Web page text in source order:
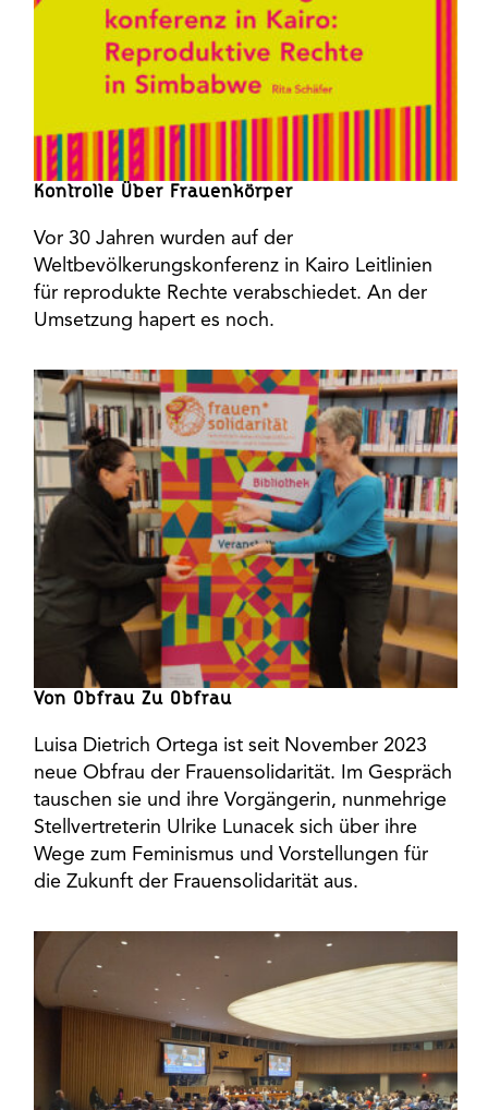
Kontrolle Über Frauenkörper
Vor 30 Jahren wurden auf der
Weltbevölkerungskonferenz in Kairo Leitlinien
für reprodukte Rechte verabschiedet. An der
Umsetzung hapert es noch.
Von Obfrau Zu Obfrau
Luisa Dietrich Ortega ist seit November 2023
neue Obfrau der Frauensolidarität. Im Gespräch
tauschen sie und ihre Vorgängerin, nunmehrige
Stellvertreterin Ulrike Lunacek sich über ihre
Wege zum Feminismus und Vorstellungen für
die Zukunft der Frauensolidarität aus.